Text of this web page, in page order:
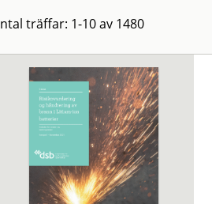
träffar: 1-10 av 1480